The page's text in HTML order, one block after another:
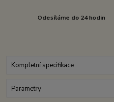
Odesíláme do 24 hodin
Kompletní specifikace
Parametry